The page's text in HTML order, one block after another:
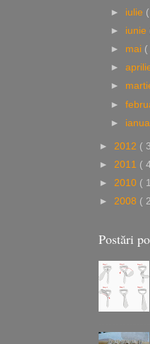
► iulie
► iunie
► mai (
►
►
►
►
► 2012 (
► 2011 (
► 2010 (
► 2008 (
Postări